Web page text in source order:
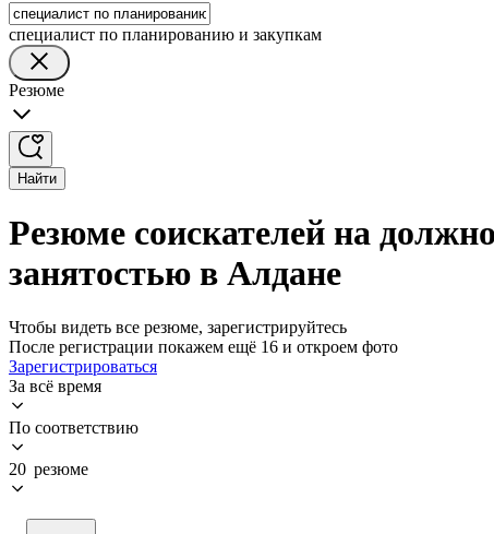
специалист по планированию и закупкам
Резюме
Найти
Резюме соискателей на
занятостью в Алдане
Чтобы видеть все резюме, зарегистрируйтесь
После регистрации покажем ещё 16 и откроем фото
Зарегистрироваться
За всё время
По соответствию
20 резюме